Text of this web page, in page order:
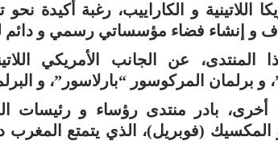
اللاتينية و الكاراييب، رغبة أكيدة
و إنشاء فضاء مؤسساتي رسمي و دائم
المنتدى، عن الجانب الأمريكي
و برلمان المركوسور “بارلاسور”، و
بادر منتدى رؤساء و رئيسات
المكسيك (فوبريل)، الذي يتمتع